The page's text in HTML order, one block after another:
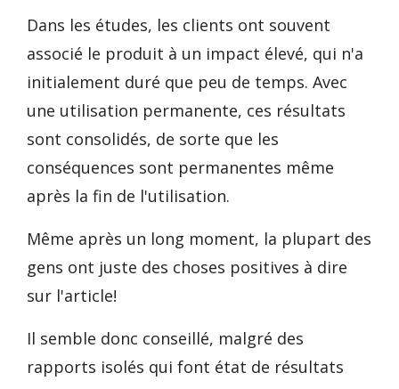
Dans les études, les clients ont souvent
associé le produit à un impact élevé, qui n'a
initialement duré que peu de temps. Avec
une utilisation permanente, ces résultats
sont consolidés, de sorte que les
conséquences sont permanentes même
après la fin de l'utilisation.
Même après un long moment, la plupart des
gens ont juste des choses positives à dire
sur l'article!
Il semble donc conseillé, malgré des
rapports isolés qui font état de résultats